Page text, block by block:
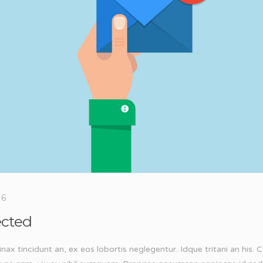
tincidunt an, ex eos lobortis neglegentur. Idque tritani an his.